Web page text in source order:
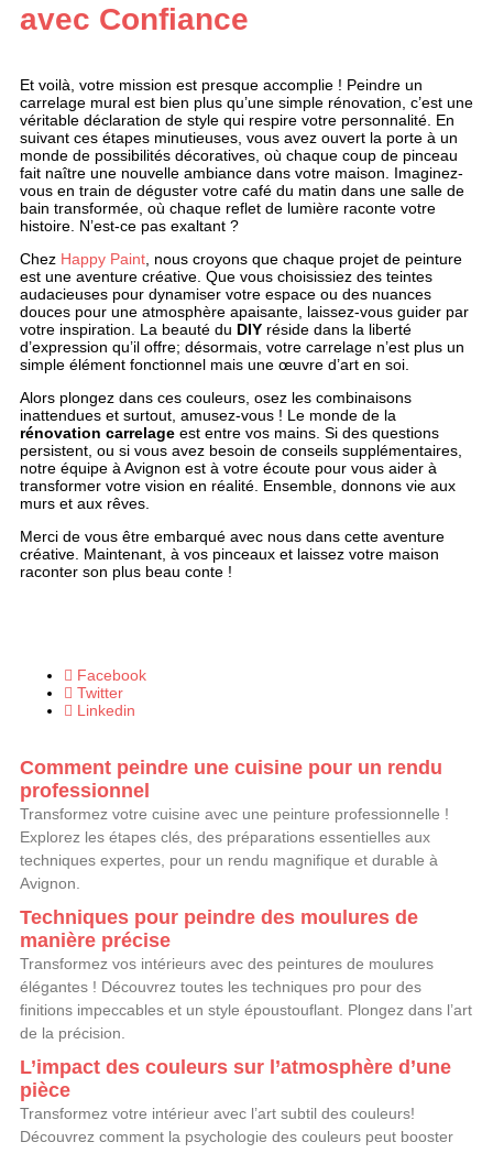
avec Confiance
Et voilà, votre mission est presque accomplie ! Peindre un
carrelage mural est bien plus qu’une simple rénovation, c’est une
véritable déclaration de style qui respire votre personnalité. En
suivant ces étapes minutieuses, vous avez ouvert la porte à un
monde de possibilités décoratives, où chaque coup de pinceau
fait naître une nouvelle ambiance dans votre maison. Imaginez-
vous en train de déguster votre café du matin dans une salle de
bain transformée, où chaque reflet de lumière raconte votre
histoire. N’est-ce pas exaltant ?
Chez Happy Paint , nous croyons que chaque projet de peinture
est une aventure créative. Que vous choisissiez des teintes
audacieuses pour dynamiser votre espace ou des nuances
douces pour une atmosphère apaisante, laissez-vous guider par
votre inspiration. La beauté du DIY réside dans la liberté
d’expression qu’il offre; désormais, votre carrelage n’est plus un
simple élément fonctionnel mais une œuvre d’art en soi.
Alors plongez dans ces couleurs, osez les combinaisons
inattendues et surtout, amusez-vous ! Le monde de la
rénovation carrelage est entre vos mains. Si des questions
persistent, ou si vous avez besoin de conseils supplémentaires,
notre équipe à Avignon est à votre écoute pour vous aider à
transformer votre vision en réalité. Ensemble, donnons vie aux
murs et aux rêves.
Merci de vous être embarqué avec nous dans cette aventure
créative. Maintenant, à vos pinceaux et laissez votre maison
raconter son plus beau conte !
Facebook
Twitter
Linkedin
Comment peindre une cuisine pour un rendu
professionnel
Transformez votre cuisine avec une peinture professionnelle !
Explorez les étapes clés, des préparations essentielles aux
techniques expertes, pour un rendu magnifique et durable à
Avignon.
Techniques pour peindre des moulures de
manière précise
Transformez vos intérieurs avec des peintures de moulures
élégantes ! Découvrez toutes les techniques pro pour des
finitions impeccables et un style époustouflant. Plongez dans l’art
de la précision.
L’impact des couleurs sur l’atmosphère d’une
pièce
Transformez votre intérieur avec l’art subtil des couleurs!
Découvrez comment la psychologie des couleurs peut booster